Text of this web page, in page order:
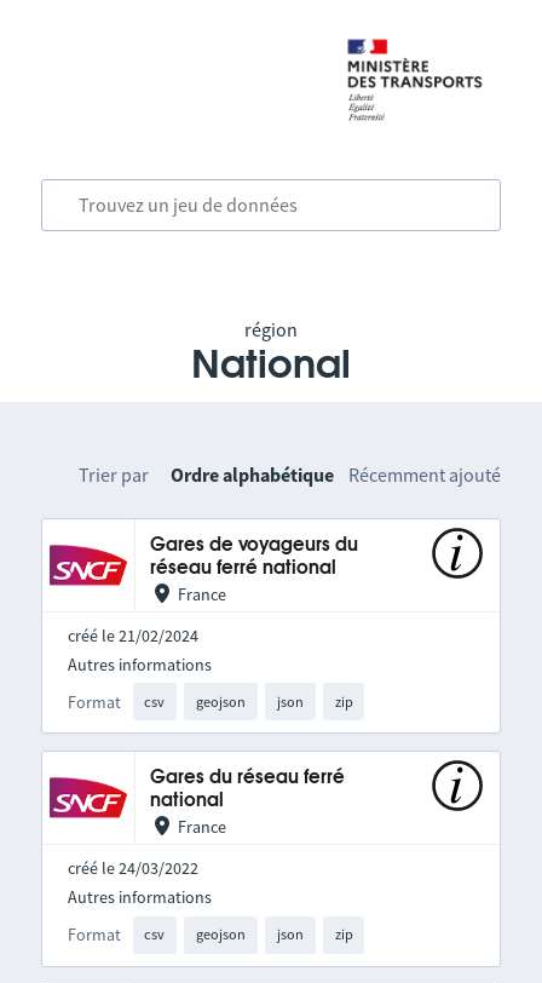
région
National
Trier par Ordre alphabétique Récemment ajouté
Gares de voyageurs du
réseau ferré national
France
créé le 21/02/2024
Format csv geojson json zip
Autres informations
Gares du réseau ferré
national
France
créé le 24/03/2022
Format csv geojson json zip
Autres informations